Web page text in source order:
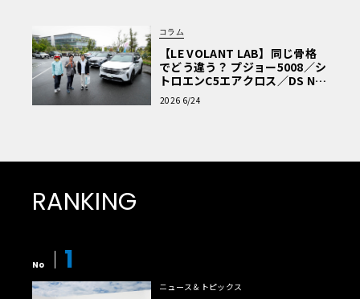
コラム
【LE VOLANT LAB】同じ骨格
でどう違う？ プジョー5008／シ
トロエンC5エアクロス／DS Nº4
読者一気乗りレポート
2026 6/24
RANKING
No 1
ニュース＆トピックス